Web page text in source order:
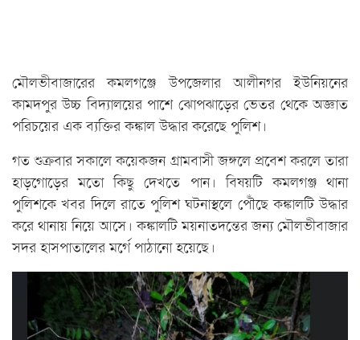
মৌলভীবাজারের কমলগঞ্জে উপজেলার আলীনগর ইউনিয়নের
কামদপুর উচ্চ বিদ্যালয়ের পাশে ঝোপঝাড়ের ভেতর থেকে অজ্ঞাত
পরিচয়ের এক ব্যক্তির কঙ্কাল উদ্ধার করেছে পুলিশ।
গত শুক্রবার সকালে কয়েকজন গ্রামবাসী জঙ্গলে প্রবেশ করলে তারা
হাড়গোড়ের মতো কিছু দেখতে পান। বিষয়টি কমলগঞ্জ থানা
পুলিশকে খবর দিলে রাতে পুলিশ ঘটনাস্থলে পৌঁছে কঙ্কালটি উদ্ধার
করে থানায় নিয়ে আসে। কঙ্কালটি ময়নাতদন্তের জন্য মৌলভীবাজার
সদর হাসপাতালের মর্গে পাঠানো হয়েছে।